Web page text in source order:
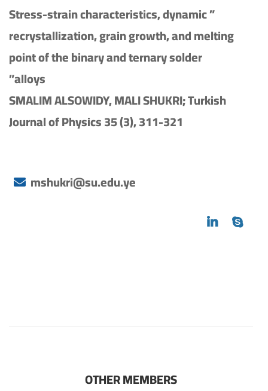
” Stress-strain characteristics, dynamic
recrystallization, grain growth, and melting
point of the binary and ternary solder
alloys”
SMALIM ALSOWIDY, MALI SHUKRI; Turkish
Journal of Physics 35 (3), 311-321
mshukri@su.edu.ye
OTHER MEMBERS